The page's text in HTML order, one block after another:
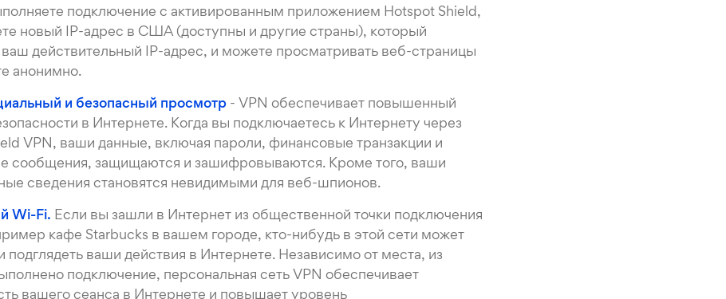
подключение с активированным приложением Hotspot Shield,
новый IP-адрес в США (доступны и другие страны), который
действительный IP-адрес, и можете просматривать веб-страницы
анонимно.
и безопасный просмотр - VPN обеспечивает повышенный
в Интернете. Когда вы подключаетесь к Интернету через
VPN, ваши данные, включая пароли, финансовые транзакции и
сообщения, защищаются и зашифровываются. Кроме того, ваши
сведения становятся невидимыми для веб-шпионов.
Wi-Fi. Если вы зашли в Интернет из общественной точки подключения
кафе Starbucks в вашем городе, кто-нибудь в этой сети может
подглядеть ваши действия в Интернете. Независимо от места, из
подключение, персональная сеть VPN обеспечивает
вашего сеанса в Интернете и повышает уровень